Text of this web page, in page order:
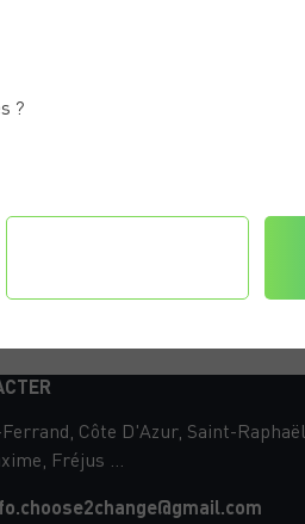
Côte D'Azur, Saint-Raphaël,
Fréjus ...
?